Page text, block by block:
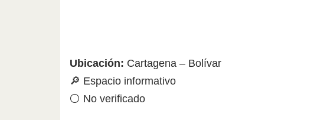
Ubicación: Cartagena – Bolívar
🔎 Espacio informativo
⚪ No verificado